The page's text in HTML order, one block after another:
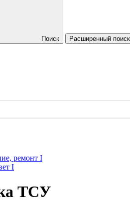
Поиск Расширенный
ремонт I
I
ТСУ